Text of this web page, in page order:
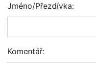
Jméno/Přezdívka:
Komentář: